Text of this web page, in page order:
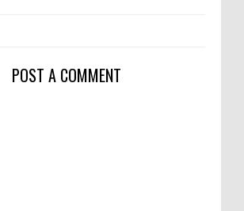
POST A COMMENT